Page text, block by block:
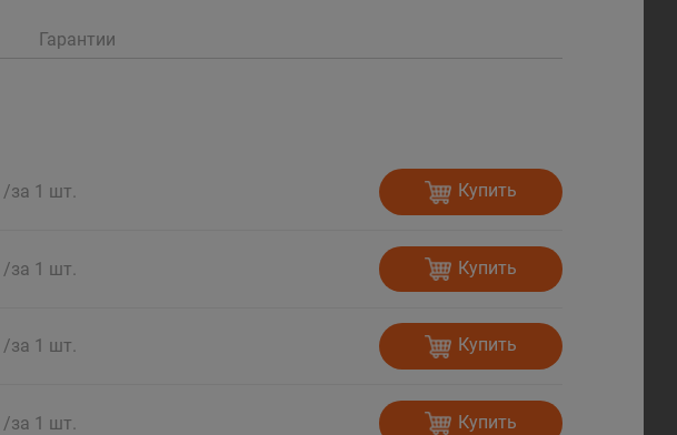
Гарантии
/за 1 шт. Купить
/за 1 шт. Купить
/за 1 шт. Купить
/за 1 шт. Купить